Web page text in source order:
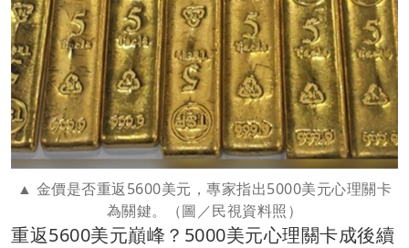
金價是否重返5600美元，專家指出5000美元心理關卡
為關鍵。（圖／民視資料照）
重返5600美元巔峰？5000美元心理關卡成後續